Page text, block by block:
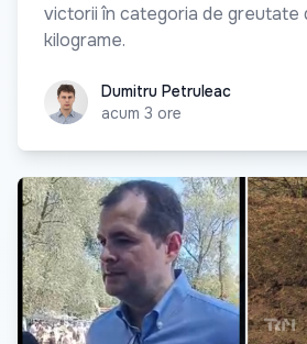
victorii în categoria de greutate
kilograme.
Dumitru Petruleac
Dumitru Petruleac
acum 3 ore